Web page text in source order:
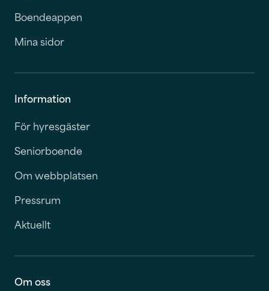
Boendeappen
Mina sidor
Information
För hyresgäster
Seniorboende
Om webbplatsen
Pressrum
Aktuellt
Om oss